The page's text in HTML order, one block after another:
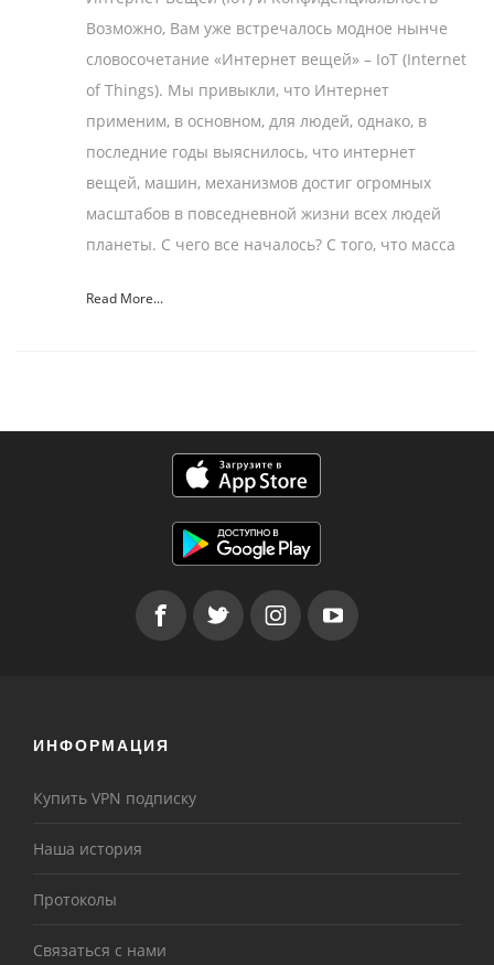
Возможно, Вам уже встречалось модное нынче
словосочетание «Интернет вещей» – IoT (Internet
of Things). Мы привыкли, что Интернет
применим, в основном, для людей, однако, в
последние годы выяснилось, что интернет
вещей, машин, механизмов достиг огромных
масштабов в повседневной жизни всех людей
планеты. С чего все началось? С того, что масса
Read More...
ИНФОРМАЦИЯ
Купить VPN подписку
Наша история
Протоколы
Связаться с нами